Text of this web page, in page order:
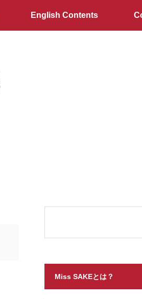
English Contents
Miss SAKEとは？